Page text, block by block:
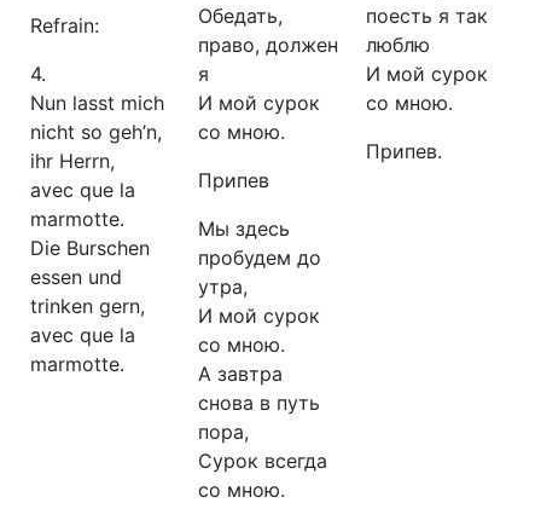
Refrain:
4.
Nun lasst mich
nicht so geh’n,
ihr Herrn,
avec que la
marmotte.
Die Burschen
essen und
trinken gern,
avec que la
marmotte.
Обедать,
право, должен
я
И мой сурок
со мною.
Припев
Мы здесь
пробудем до
утра,
И мой сурок
со мною.
А завтра
снова в путь
пора,
Сурок всегда
со мною.
поесть я так
люблю
И мой сурок
со мною.
Припев.